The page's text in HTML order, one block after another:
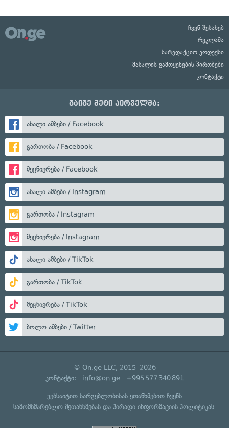
ჩვენ შესახებ
რეკლამა
სარედაქციო კოდექსი
მასალის გამოყენების პირობები
კონტაქტი
გაიგე მეტი პირველმა:
ახალი ამბები / Facebook
გართობა / Facebook
მეცნიერება / Facebook
ახალი ამბები / Instagram
გართობა / Instagram
მეცნიერება / Instagram
ახალი ამბები / TikTok
გართობა / TikTok
მეცნიერება / TikTok
ბოლო ამბები / Twitter
© On.ge LLC, 2015–2026
კონტაქტი: info@on.ge +995 577 340 891
ვებსაიტით სარგებლობისას ეთანხმებით ჩვენს
სამომხმარებლო შეთანხმებასდა პირადი ინფორმაციის პოლიტიკას.